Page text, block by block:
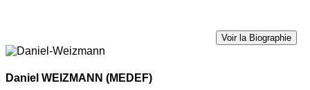
Voir la Biographie
Daniel WEIZMANN (MEDEF)